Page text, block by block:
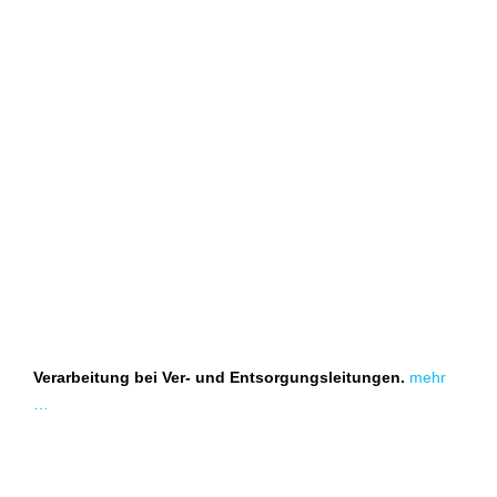
Verarbeitung bei Ver- und Entsorgungsleitungen. mehr